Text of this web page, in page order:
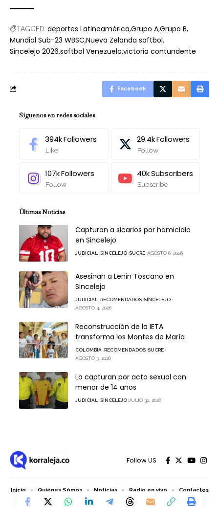
TAGGED: deportes Latinoamérica Grupo AGrupo B
Mundial Sub-23 WBSC Nueva Zelanda softbol
Sincelejo 2026 softbol Venezuela victoria contundente
Facebook
Síguenos en redes sociales
394kFollowers
Like
29.4kFollowers
Follow
107kFollowers
Follow
40kSubscribers
Subscribe
Últimas Noticias
Capturan a sicarios por homicidio
en Sincelejo
JUDICIAL SINCELEJO SUCRE AGOSTO 6, 2026
Asesinan a Lenin Toscano en
Sincelejo
JUDICIAL RECOMENDADOS SINCELEJO
AGOSTO 4, 2026
Reconstrucción de la IETA
transforma los Montes de María
COLOMBIA RECOMENDADOS SUCRE
AGOSTO 3, 2026
Lo capturan por acto sexual con
menor de 14 años
JUDICIAL SINCELEJO JULIO 30, 2026
Follow US
© 2026 Korraleja.co - Todos los derechos reservados
Inicio Quiénes Sómos Noticias Radio en vivo Contactos